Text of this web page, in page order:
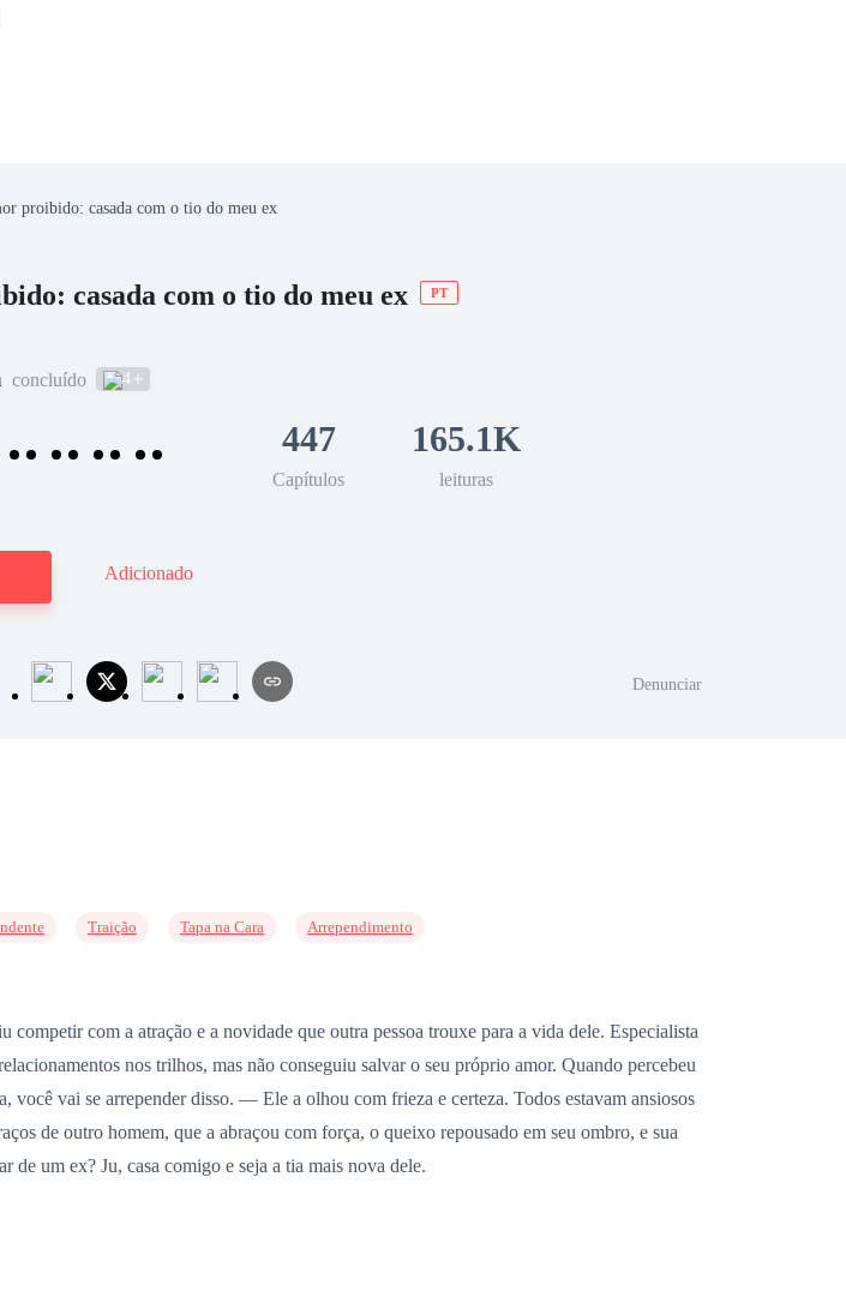
proibido: casada com o tio do meu ex
casada com o tio do meu ex PT
concluído 4
447
Capítulos
165.1K
leituras
Adicionado
Denunciar
Traição Tapa na Cara Arrependimento
com a atração e a novidade que outra pessoa trouxe para a vida dele. Especialista
nos trilhos, mas não conseguiu salvar o seu próprio amor. Quando percebeu
vai se arrepender disso. — Ele a olhou com frieza e certeza. Todos estavam ansiosos
de outro homem, que a abraçou com força, o queixo repousado em seu ombro, e sua
um ex? Ju, casa comigo e seja a tia mais nova dele.